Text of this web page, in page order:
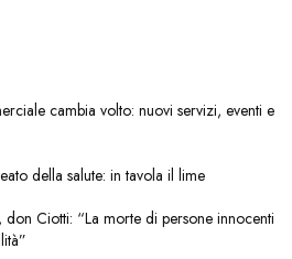
cambia volto: nuovi servizi, eventi e
della salute: in tavola il lime
Ciotti: “La morte di persone innocenti